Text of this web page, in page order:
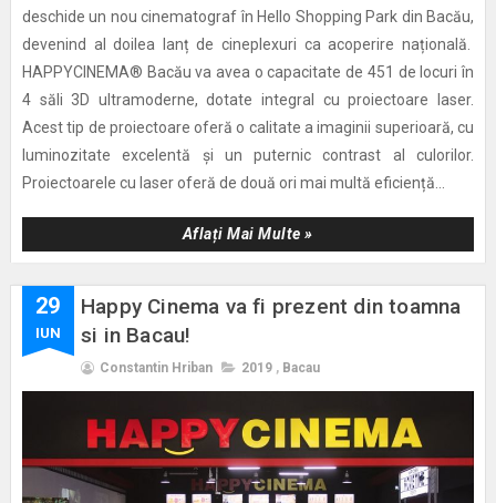
deschide un nou cinematograf în Hello Shopping Park din Bacău,
devenind al doilea lanț de cineplexuri ca acoperire națională.
HAPPYCINEMA® Bacău va avea o capacitate de 451 de locuri în
4 săli 3D ultramoderne, dotate integral cu proiectoare laser.
Acest tip de proiectoare oferă o calitate a imaginii superioară, cu
luminozitate excelentă și un puternic contrast al culorilor.
Proiectoarele cu laser oferă de două ori mai multă eficiență...
Aflați Mai Multe »
29
IUN
Happy Cinema va fi prezent din toamna
si in Bacau!
Constantin Hriban 2019 , Bacau